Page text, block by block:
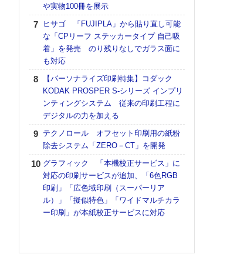
や実物100冊を展示
ヒサゴ 「FUJIPLA」から貼り直し可能
な「CPリーフ ステッカータイプ 自己吸
着」を発売 のり残りなしでガラス面に
も対応
【パーソナライズ印刷特集】コダック
KODAK PROSPER S-シリーズ インプリ
ンティングシステム 従来の印刷工程に
デジタルの力を加える
テクノロール オフセット印刷用の紙粉
除去システム「ZERO－CT」を開発
グラフィック 「本機校正サービス」に
対応の印刷サービスが追加、「6色RGB
印刷」「広色域印刷（スーパーリア
ル）」「擬似特色」「ワイドマルチカラ
ー印刷」が本紙校正サービスに対応